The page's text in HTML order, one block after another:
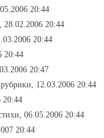
20:44
28.02.2006 20:44
20:44
20:44
20:47
12.03.2006 20:44
20:44
06.05.2006 20:44
20:44